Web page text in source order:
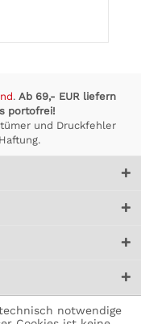
. Ab 69,- EUR liefern
portofrei!
und Druckfehler
notwendige